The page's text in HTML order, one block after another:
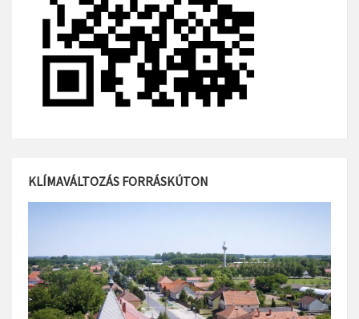
KLÍMAVÁLTOZÁS FORRÁSKÚTON